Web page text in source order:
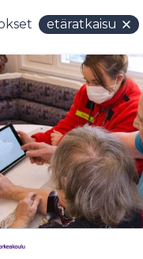
etäratkaisu